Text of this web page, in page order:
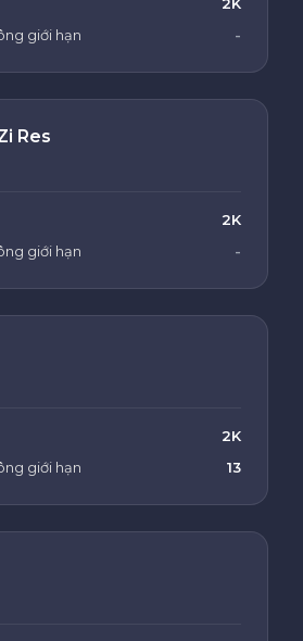
giới hạn
-
Res
2K
giới hạn
-
2K
giới hạn
13